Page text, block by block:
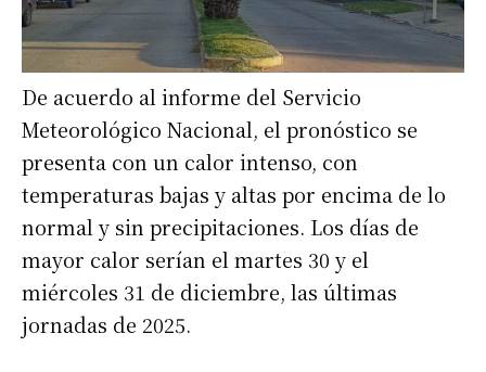
De acuerdo al informe del Servicio
Meteorológico Nacional, el pronóstico se
presenta con un calor intenso, con
temperaturas bajas y altas por encima de lo
normal y sin precipitaciones. Los días de
mayor calor serían el martes 30 y el
miércoles 31 de diciembre, las últimas
jornadas de 2025.